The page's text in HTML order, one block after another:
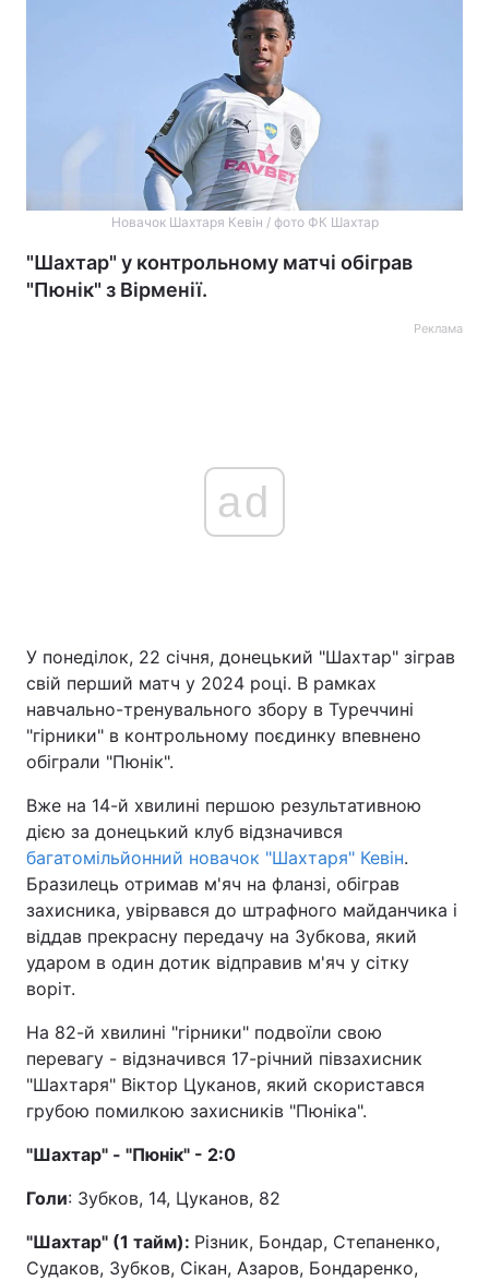
Новачок Шахтаря Кевін / фото ФК Шахтар
"Шахтар" у контрольному матчі обіграв
"Пюнік" з Вірменії.
Реклама
ad
У понеділок, 22 січня, донецький "Шахтар" зіграв
свій перший матч у 2024 році. В рамках
навчально-тренувального збору в Туреччині
"гірники" в контрольному поєдинку впевнено
обіграли "Пюнік".
Вже на 14-й хвилині першою результативною
дією за донецький клуб відзначився
багатомільйонний новачок "Шахтаря" Кевін.
Бразилець отримав м'яч на фланзі, обіграв
захисника, увірвався до штрафного майданчика і
віддав прекрасну передачу на Зубкова, який
ударом в один дотик відправив м'яч у сітку
воріт.
На 82-й хвилині "гірники" подвоїли свою
перевагу - відзначився 17-річний півзахисник
"Шахтаря" Віктор Цуканов, який скористався
грубою помилкою захисників "Пюніка".
"Шахтар" - "Пюнік" - 2:0
Голи: Зубков, 14, Цуканов, 82
"Шахтар" (1 тайм): Різник, Бондар, Степаненко,
Судаков, Зубков, Сікан, Азаров, Бондаренко,